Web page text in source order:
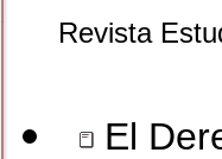
Revista
El